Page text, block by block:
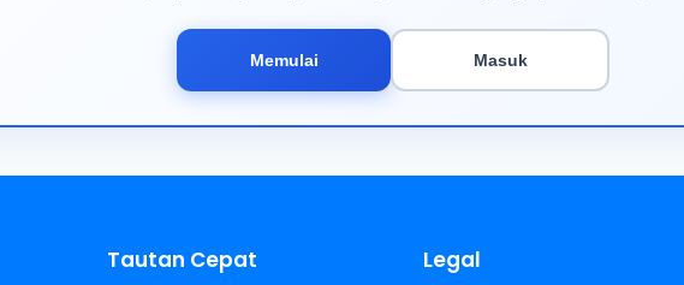
Memulai Masuk
Tautan Cepat Legal